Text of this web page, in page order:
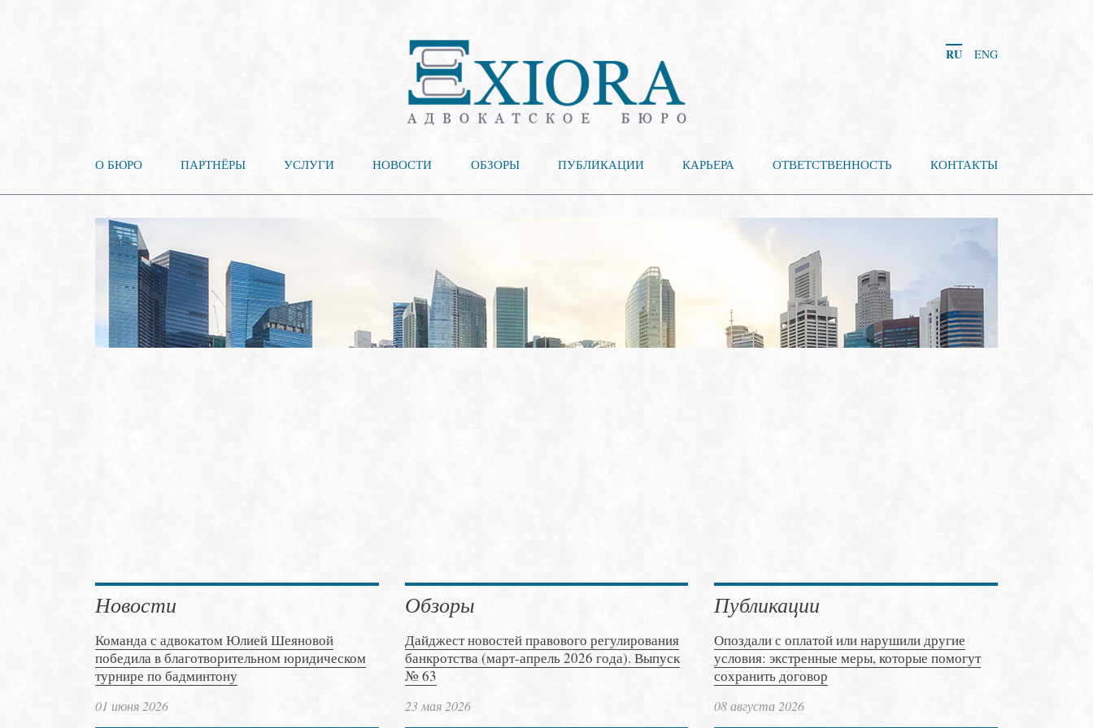
RU ENG
О БЮРО ПАРТНЁРЫ УСЛУГИ НОВОСТИ ОБЗОРЫ ПУБЛИКАЦИИ КАРЬЕРА ОТВЕТСТВЕННОСТЬ КОНТАКТЫ
Новости
Команда с адвокатом Юлией Шеяновой
победила в благотворительном юридическом
турнире по бадминтону
01 июня 2026
Обзоры
Дайджест новостей правового регулирования
банкротства (март-апрель 2026 года). Выпуск
№ 63
23 мая 2026
Публикации
Опоздали с оплатой или нарушили другие
условия: экстренные меры, которые помогут
сохранить договор
08 августа 2026